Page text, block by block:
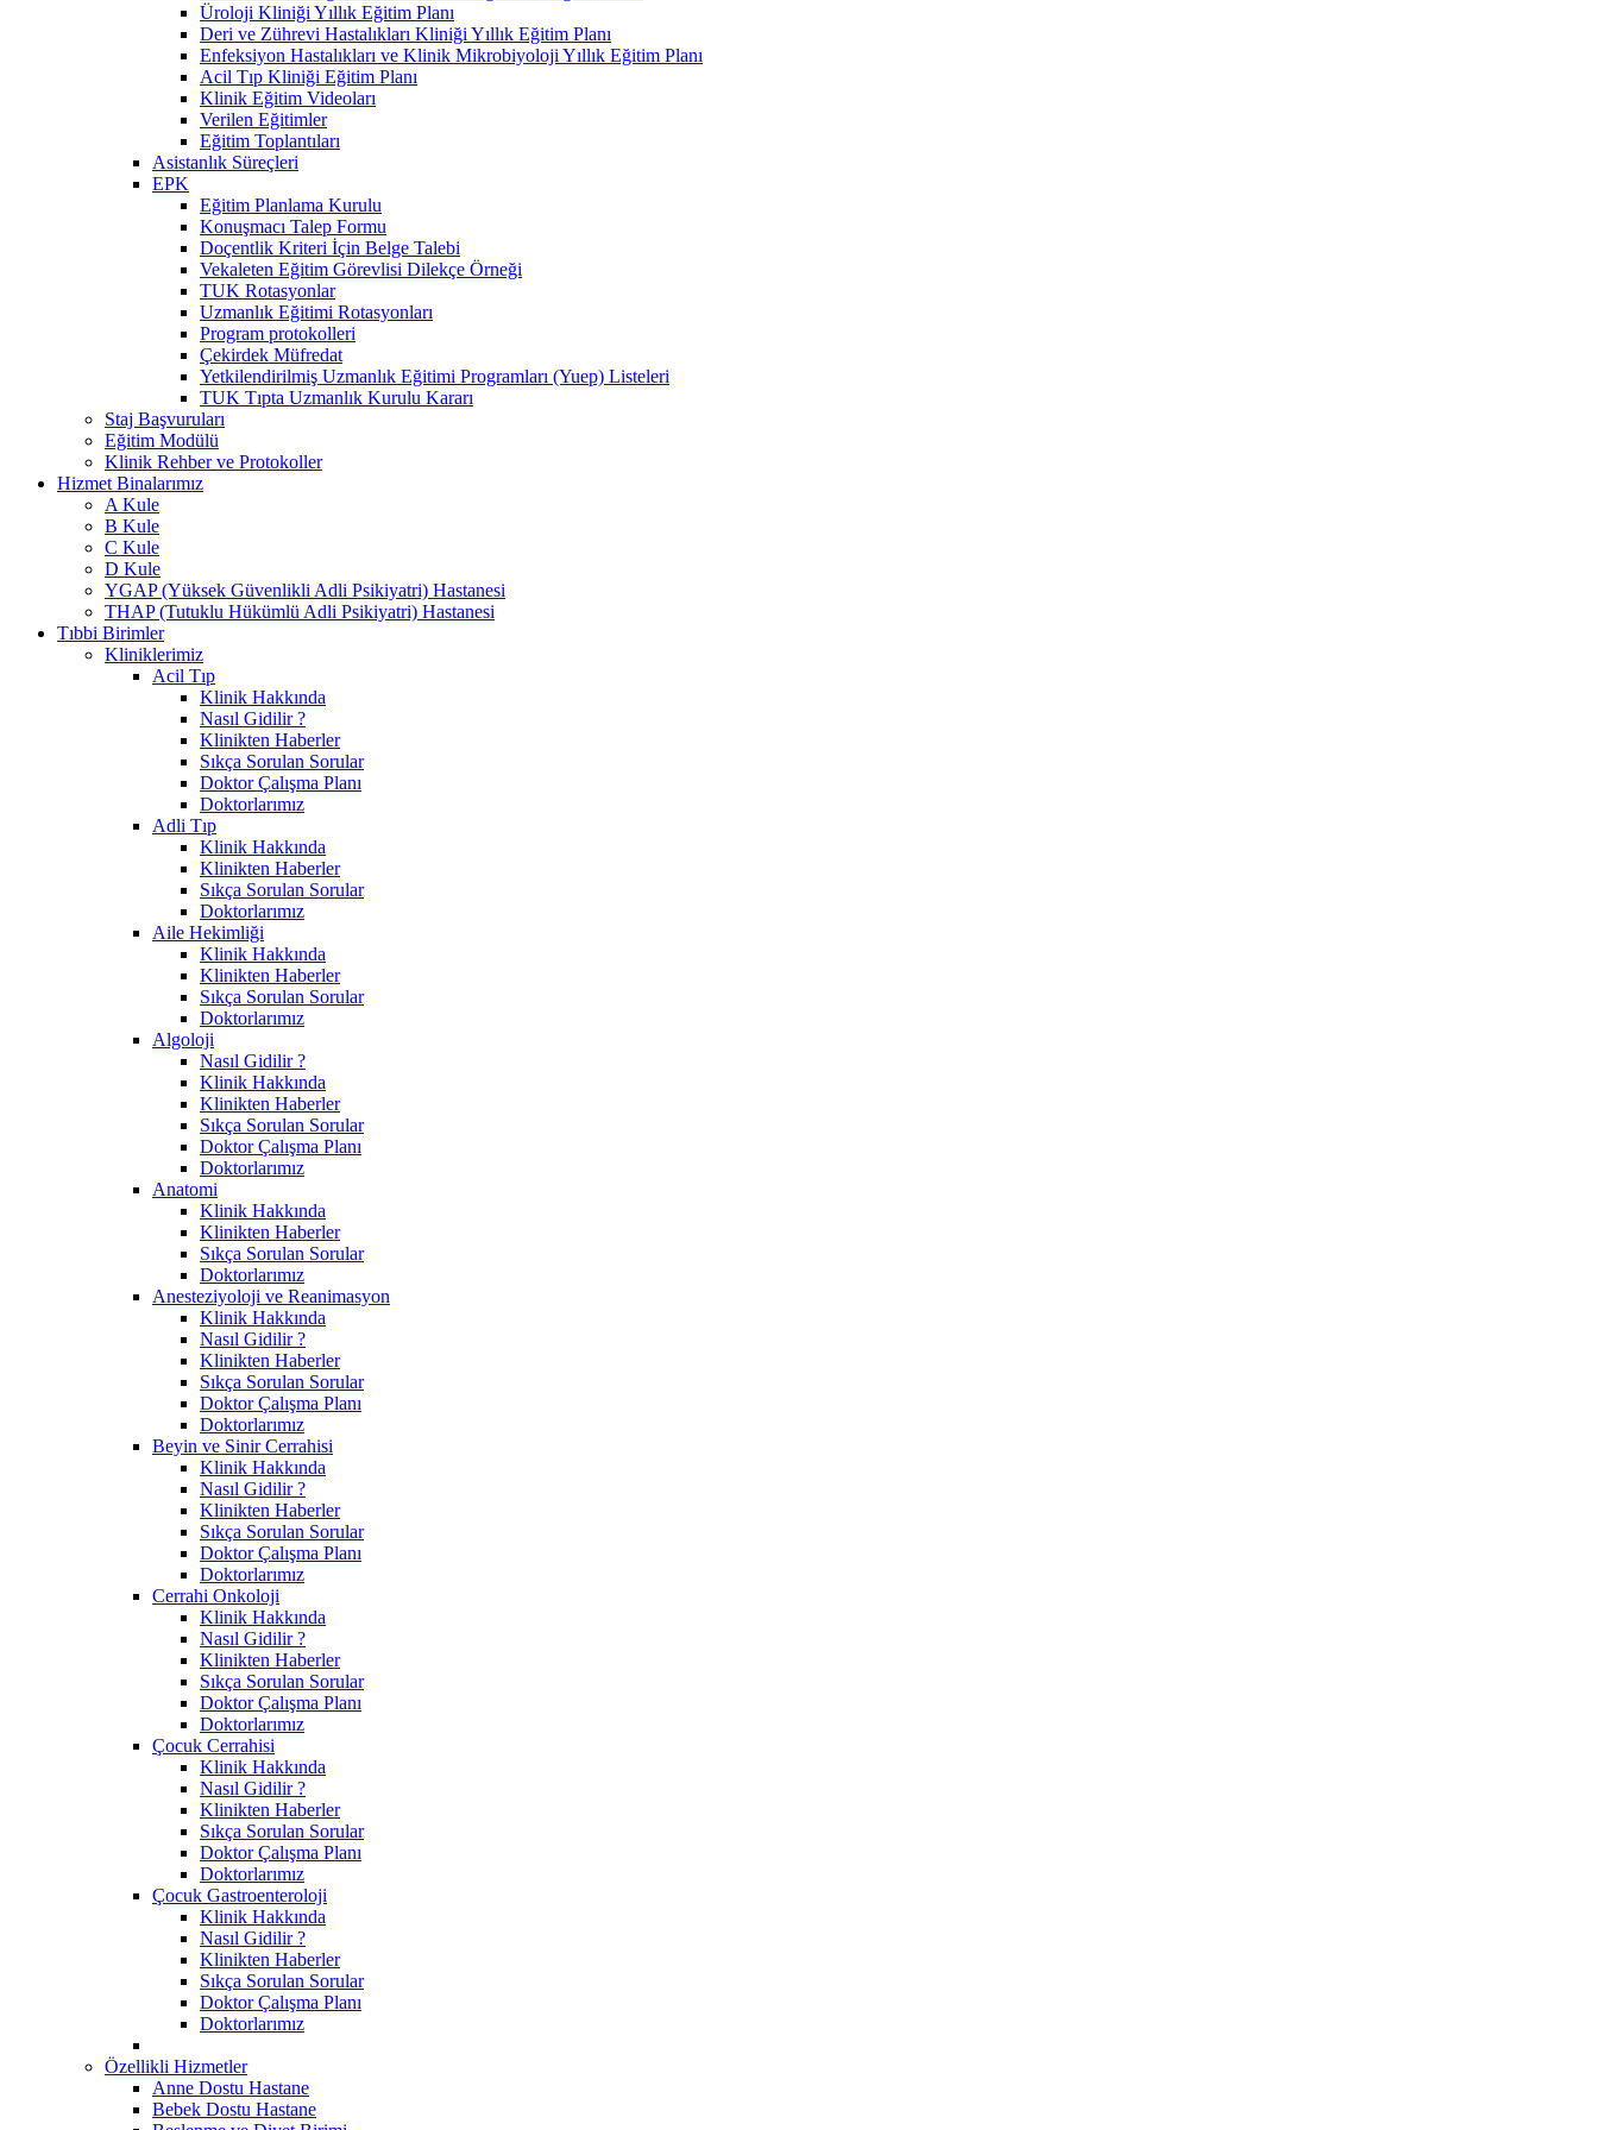
Üroloji Kliniği Yıllık Eğitim Planı
Deri ve Zührevi Hastalıkları Kliniği Yıllık Eğitim Planı
Enfeksiyon Hastalıkları ve Klinik Mikrobiyoloji Yıllık Eğitim Planı
Acil Tıp Kliniği Eğitim Planı
Klinik Eğitim Videoları
Verilen Eğitimler
Eğitim Toplantıları
Asistanlık Süreçleri
EPK
Eğitim Planlama Kurulu
Konuşmacı Talep Formu
Doçentlik Kriteri İçin Belge Talebi
Vekaleten Eğitim Görevlisi Dilekçe Örneği
TUK Rotasyonlar
Uzmanlık Eğitimi Rotasyonları
Program protokolleri
Çekirdek Müfredat
Yetkilendirilmiş Uzmanlık Eğitimi Programları (Yuep) Listeleri
TUK Tıpta Uzmanlık Kurulu Kararı
Staj Başvuruları
Eğitim Modülü
Klinik Rehber ve Protokoller
Hizmet Binalarımız
A Kule
B Kule
C Kule
D Kule
YGAP (Yüksek Güvenlikli Adli Psikiyatri) Hastanesi
THAP (Tutuklu Hükümlü Adli Psikiyatri) Hastanesi
Tıbbi Birimler
Kliniklerimiz
Acil Tıp
Klinik Hakkında
Nasıl Gidilir ?
Klinikten Haberler
Sıkça Sorulan Sorular
Doktor Çalışma Planı
Doktorlarımız
Adli Tıp
Klinik Hakkında
Klinikten Haberler
Sıkça Sorulan Sorular
Doktorlarımız
Aile Hekimliği
Klinik Hakkında
Klinikten Haberler
Sıkça Sorulan Sorular
Doktorlarımız
Algoloji
Nasıl Gidilir ?
Klinik Hakkında
Klinikten Haberler
Sıkça Sorulan Sorular
Doktor Çalışma Planı
Doktorlarımız
Anatomi
Klinik Hakkında
Klinikten Haberler
Sıkça Sorulan Sorular
Doktorlarımız
Anesteziyoloji ve Reanimasyon
Klinik Hakkında
Nasıl Gidilir ?
Klinikten Haberler
Sıkça Sorulan Sorular
Doktor Çalışma Planı
Doktorlarımız
Beyin ve Sinir Cerrahisi
Klinik Hakkında
Nasıl Gidilir ?
Klinikten Haberler
Sıkça Sorulan Sorular
Doktor Çalışma Planı
Doktorlarımız
Cerrahi Onkoloji
Klinik Hakkında
Nasıl Gidilir ?
Klinikten Haberler
Sıkça Sorulan Sorular
Doktor Çalışma Planı
Doktorlarımız
Çocuk Cerrahisi
Klinik Hakkında
Nasıl Gidilir ?
Klinikten Haberler
Sıkça Sorulan Sorular
Doktor Çalışma Planı
Doktorlarımız
Çocuk Gastroenteroloji
Klinik Hakkında
Nasıl Gidilir ?
Klinikten Haberler
Sıkça Sorulan Sorular
Doktor Çalışma Planı
Doktorlarımız
Özellikli Hizmetler
Anne Dostu Hastane
Bebek Dostu Hastane